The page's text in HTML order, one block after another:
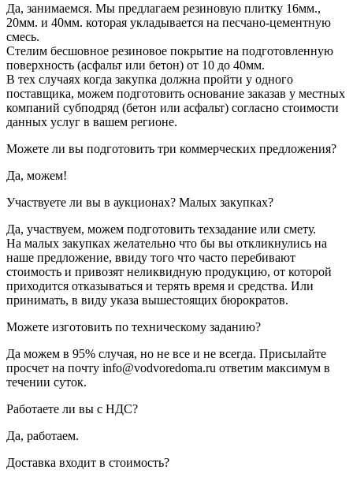
Да, занимаемся. Мы предлагаем резиновую плитку 16мм.,
20мм. и 40мм. которая укладывается на песчано-цементную
смесь.
Стелим бесшовное резиновое покрытие на подготовленную
поверхность (асфальт или бетон) от 10 до 40мм.
В тех случаях когда закупка должна пройти у одного
поставщика, можем подготовить основание заказав у местных
компаний субподряд (бетон или асфальт) согласно стоимости
данных услуг в вашем регионе.
Можете ли вы подготовить три коммерческих предложения?
Да, можем!
Участвуете ли вы в аукционах? Малых закупках?
Да, участвуем, можем подготовить техзадание или смету.
На малых закупках желательно что бы вы откликнулись на
наше предложение, ввиду того что часто перебивают
стоимость и привозят неликвидную продукцию, от которой
приходится отказываться и терять время и средства. Или
принимать, в виду указа вышестоящих бюрократов.
Можете изготовить по техническому заданию?
Да можем в 95% случая, но не все и не всегда. Присылайте
просчет на почту info@vodvoredoma.ru ответим максимум в
течении суток.
Работаете ли вы с НДС?
Да, работаем.
Доставка входит в стоимость?